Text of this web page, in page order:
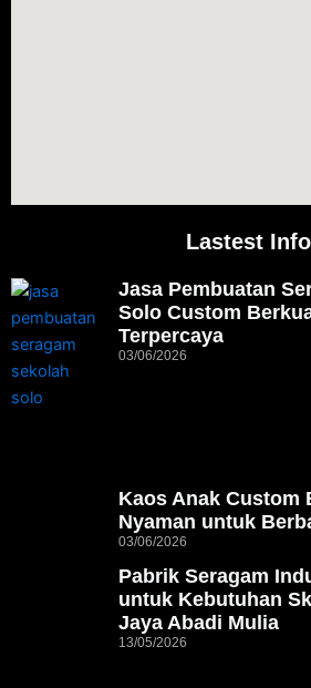
Lastest Info
Jasa Pembuatan
Solo Custom
Terpercaya
03/06/2026
Kaos Anak Custom
Nyaman untuk
03/06/2026
Pabrik Seragam
untuk Kebutuhan
Jaya Abadi Mulia
13/05/2026